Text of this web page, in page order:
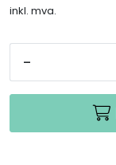
inkl. mva.
-